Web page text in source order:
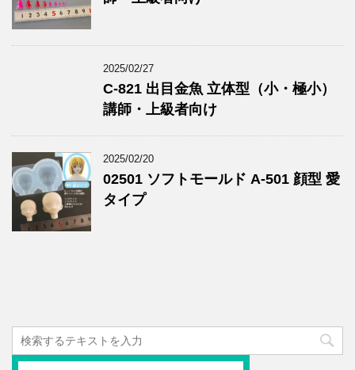
2025/02/27
C-821 出目金魚 立体型（小・極小）
講師・上級者向け
2025/02/20
02501 ソフトモールド A-501 顔型 愛
タイプ